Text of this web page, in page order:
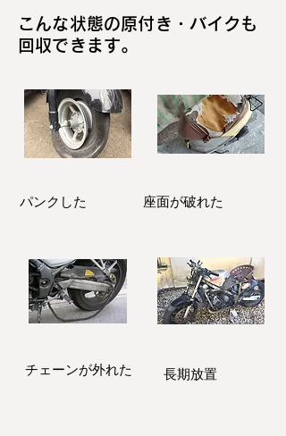
こんな状態の原付き・バイクも
回収できます。
パンクした 座面が破れた
​チェーンが外れた 長期放置